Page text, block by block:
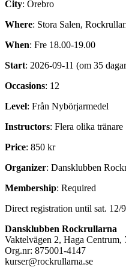
City: Örebro
Where: Stora Salen,
When: Fre 18.00-19.00
Start: 2026-09-11 (om 35
Occasions: 12
Level: Från Nybörjarmedel
Instructors: Flera olika tränare
Price: 850 kr
Organizer: Dansklubben
Membership: Required
Direct registration until sat. 12/9
Dansklubben Rockrullarna
Vaktelvägen 2, Haga
Org.nr: 875001-4147
kurser@rockrullarna.se